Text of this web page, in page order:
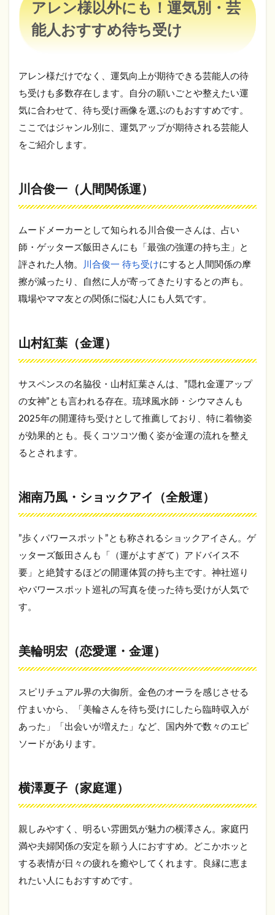
し・
穏や
か
さ）
開
待
ち
け
を
に
コ
ツ
5.1
像を
スマ
ホ画
清潔
に保
朝・
夜に
感謝
持ち
める
「信
る」
味が
ある
ま
と
アレン様以外にも！運気別・芸
能人おすすめ待ち受け
アレン様だけでなく、運気向上が期待できる芸能人の待
ち受けも多数存在します。自分の願いごとや整えたい運
気に合わせて、待ち受け画像を選ぶのもおすすめです。
ここではジャンル別に、運気アップが期待される芸能人
をご紹介します。
川合俊一（人間関係運）
ムードメーカーとして知られる川合俊一さんは、占い
師・ゲッターズ飯田さんにも「最強の強運の持ち主」と
評された人物。
川合俊一 待ち受けにすると人間関係の摩
擦が減ったり、自然に人が寄ってきたりするとの声も。
職場やママ友との関係に悩む人にも人気です。
山村紅葉（金運）
サスペンスの名脇役・山村紅葉さんは、”隠れ金運アップ
の女神”とも言われる存在。琉球風水師・シウマさんも
2025年の開運待ち受けとして推薦しており、特に着物姿
が効果的とも。長くコツコツ働く姿が金運の流れを整え
るとされます。
湘南乃風・ショックアイ（全般運）
”歩くパワースポット”とも称されるショックアイさん。ゲ
ッターズ飯田さんも「（運がよすぎて）アドバイス不
要」と絶賛するほどの開運体質の持ち主です。神社巡り
やパワースポット巡礼の写真を使った待ち受けが人気で
す。
美輪明宏（恋愛運・金運）
スピリチュアル界の大御所。金色のオーラを感じさせる
佇まいから、「美輪さんを待ち受けにしたら臨時収入が
あった」「出会いが増えた」など、国内外で数々のエピ
ソードがあります。
横澤夏子（家庭運）
親しみやすく、明るい雰囲気が魅力の横澤さん。家庭円
満や夫婦関係の安定を願う人におすすめ。どこかホッと
する表情が日々の疲れを癒やしてくれます。良縁に恵ま
れたい人にもおすすめです。